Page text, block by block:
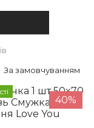
За замовчуванням
40%